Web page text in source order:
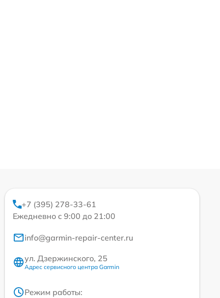
+7 (395) 278-33-61
Ежедневно с 9:00 до 21:00
info@garmin-repair-center.ru
ул. Дзержинского, 25
Адрес сервисного центра Garmin
Режим работы: